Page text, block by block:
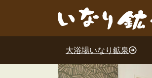
大浴場いなり鉱泉